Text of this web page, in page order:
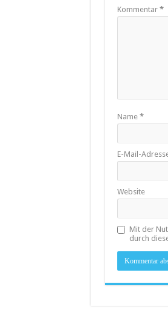
Kommentar *
Name *
E-Mail-
Website
Mit der
durch